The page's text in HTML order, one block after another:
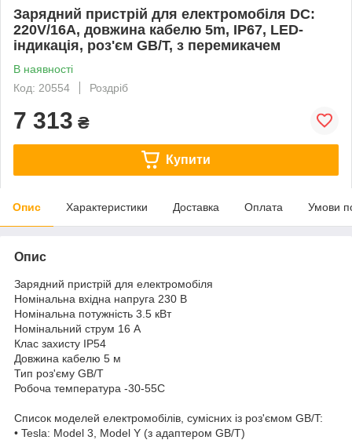
Зарядний пристрій для електромобіля DC:
220V/16A, довжина кабелю 5m, IP67, LED-
індикація, роз'єм GB/T, з перемикачем
В наявності
Код: 20554
Роздріб
7 313 ₴
Купити
Опис Характеристики Доставка Оплата Умови
Опис
Зарядний пристрій для електромобіля
Номінальна вхідна напруга 230 В
Номінальна потужність 3.5 кВт
Номінальний струм 16 А
Клас захисту IP54
Довжина кабелю 5 м
Тип роз'єму GB/T
Робоча температура -30-55С
Список моделей електромобілів, сумісних із роз'ємом GB/T:
• Tesla: Model 3, Model Y (з адаптером GB/T)